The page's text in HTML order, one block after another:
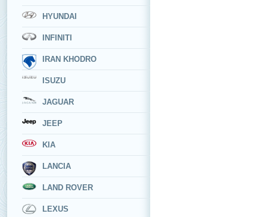
HYUNDAI
INFINITI
IRAN KHODRO
ISUZU
JAGUAR
JEEP
KIA
LANCIA
LAND ROVER
LEXUS